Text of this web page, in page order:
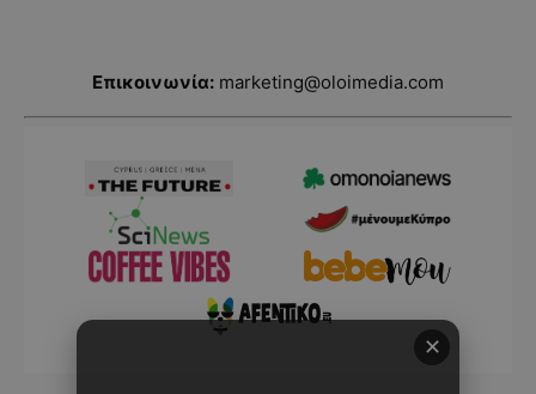
Επικοινωνία: marketing@oloimedia.com
✕